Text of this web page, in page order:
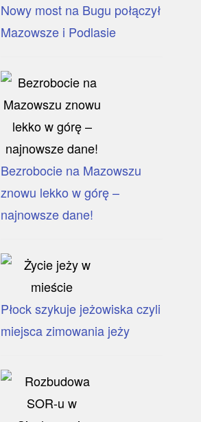
Nowy most na Bugu połączył
Mazowsze i Podlasie
Bezrobocie na Mazowszu
znowu lekko w górę –
najnowsze dane!
Płock szykuje jeżowiska czyli
miejsca zimowania jeży